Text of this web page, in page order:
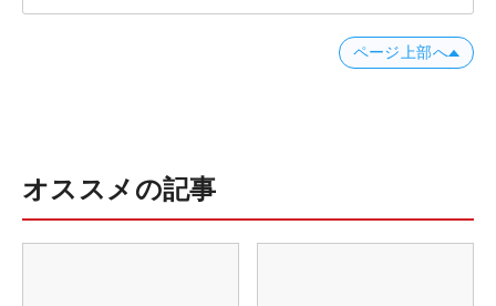
ページ上部へ
オススメの記事